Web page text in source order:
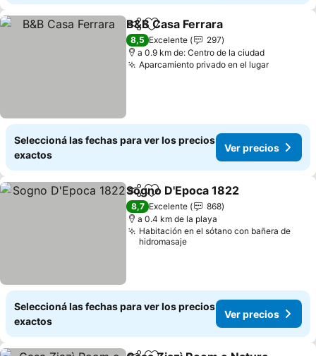
CompartirAñadir a favoritos
B&B Casa Ferrara
8,5 Excelente
297
a 0.9 km de: Centro de la ciudad
Aparcamiento privado en el lugar
Seleccioná las fechas para ver los precios
exactos
Ver precios
CompartirAñadir a favoritos
Sogno D'Epoca 1822
8,7 Excelente
868
a 0.4 km de la playa
Habitación en el sótano con bañera de
hidromasaje
Seleccioná las fechas para ver los precios
exactos
Ver precios